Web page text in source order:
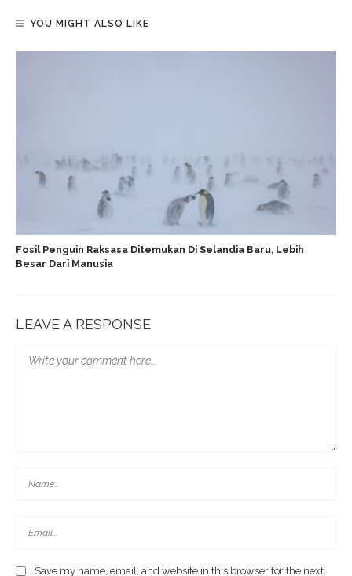
YOU MIGHT ALSO LIKE
Fosil Penguin Raksasa Ditemukan Di Selandia Baru, Lebih
Besar Dari Manusia
LEAVE A RESPONSE
Save my name, email, and website in this browser for the next